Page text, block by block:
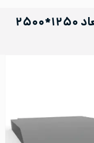
ورق شیت استیل ۳۰۴ ابعاد ۱۲۵۰*۲۵۰۰